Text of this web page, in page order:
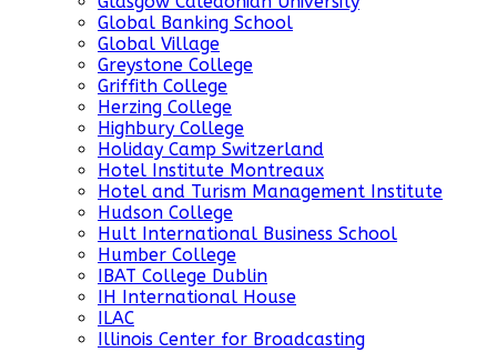
Global Banking School
Global Village
Greystone College
Griffith College
Herzing College
Highbury College
Holiday Camp Switzerland
Hotel Institute Montreaux
Hotel and Turism Management Institute
Hudson College
Hult International Business School
Humber College
IBAT College Dublin
IH International House
ILAC
Illinois Center for Broadcasting